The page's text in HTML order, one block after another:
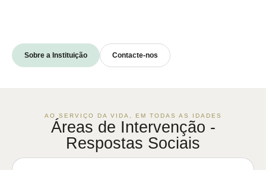
Sobre a Instituição Contacte-nos
AO SERVIÇO DA VIDA, EM TODAS AS IDADES
Áreas de Intervenção -
Respostas Sociais